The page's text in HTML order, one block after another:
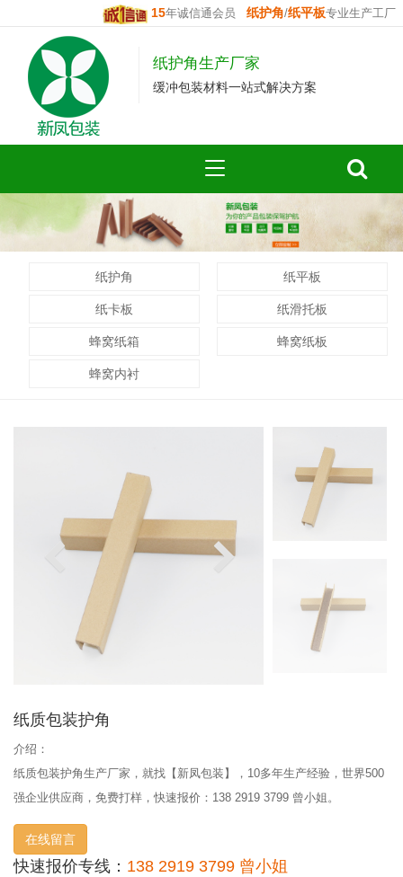
15年诚信通会员 纸护角/纸平板专业生产工厂
纸护角生产厂家
缓冲包装材料一站式解决方案
纸护角 纸平板
纸卡板 纸滑托板
蜂窝纸箱 蜂窝纸板
蜂窝内衬
纸质包装护角
介绍：
纸质包装护角生产厂家，就找【新凤包装】，10多年生产经验，世界500
强企业供应商，免费打样，快速报价：138 2919 3799 曾小姐。
在线留言
快速报价专线： 138 2919 3799 曾小姐